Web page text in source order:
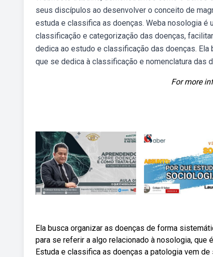
seus discípulos ao desenvolver o conceito de
estuda e classifica as doenças. Weba nosologia é
classificação e categorização das doenças,
dedica ao estudo e classificação das doenças.
que se dedica à classificação e nomenclatura das
For more
Ela busca organizar as doenças de forma
para se referir a algo relacionado à nosologia,
Estuda e classifica as doenças a patologia vem